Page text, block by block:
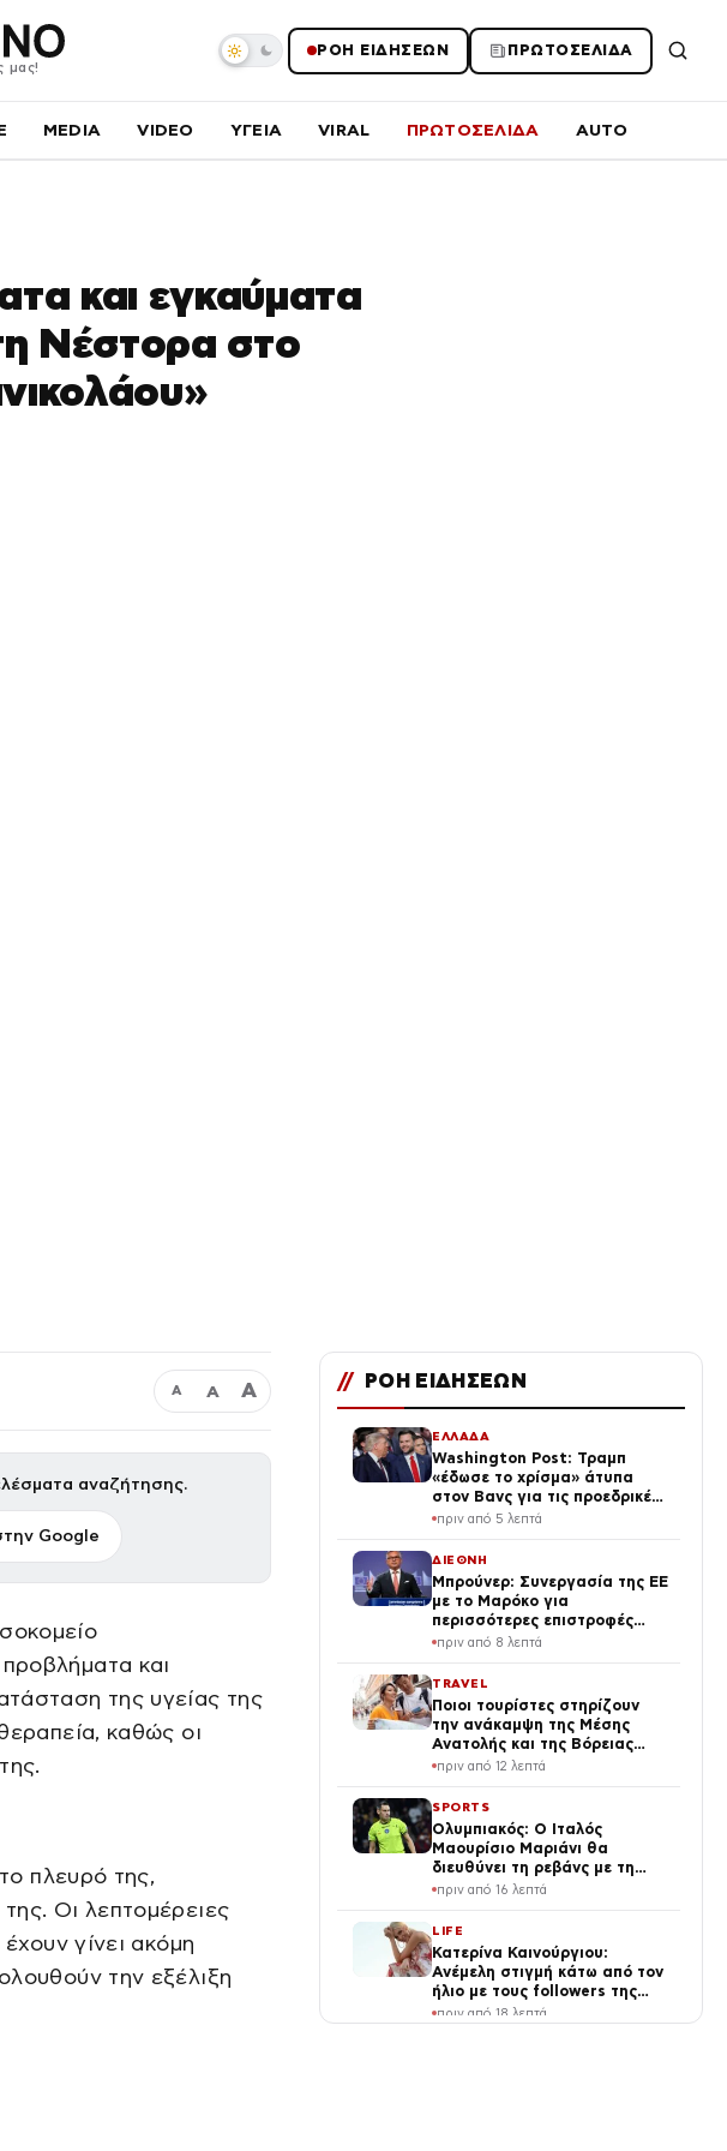
μας!
ΡΟΗ ΕΙΔΗΣΕΩΝ ΠΡΩΤΟΣΕΛΙΔΑ
MEDIA VIDEO ΥΓΕΙΑ VIRAL ΠΡΩΤΟΣΕΛΙΔΑ AUTO
και εγκαύματα
Νέστορα στο
Α Α Α
αναζήτησης.
Google
και
της υγείας της
καθώς οι
πλευρό της,
Οι λεπτομέρειες
γίνει ακόμη
την εξέλιξη
// ΡΟΗ ΕΙΔΗΣΕΩΝ
ΕΛΛΑΔΑ
Washington Post: Τραμπ
«έδωσε το χρίσμα» άτυπα
στον Βανς για τις προεδρικές
εκλογές του 2028
πριν από 5 λεπτά
ΔΙΕΘΝΗ
Μπρούνερ: Συνεργασία της ΕΕ
με το Μαρόκο για
περισσότερες επιστροφές
μεταναστών
πριν από 8 λεπτά
TRAVEL
Ποιοι τουρίστες στηρίζουν
την ανάκαμψη της Μέσης
Ανατολής και της Βόρειας
Αφρικής
πριν από 12 λεπτά
SPORTS
Ολυμπιακός: Ο Ιταλός
Μαουρίσιο Μαριάνι θα
διευθύνει τη ρεβάνς με τη
Ναϊμέγκεν για τα
League
πριν από 16 λεπτά
LIFE
Κατερίνα Καινούργιου:
Ανέμελη στιγμή κάτω από τον
ήλιο με τους followers της
(φωτογραφία)
πριν από 18 λεπτά